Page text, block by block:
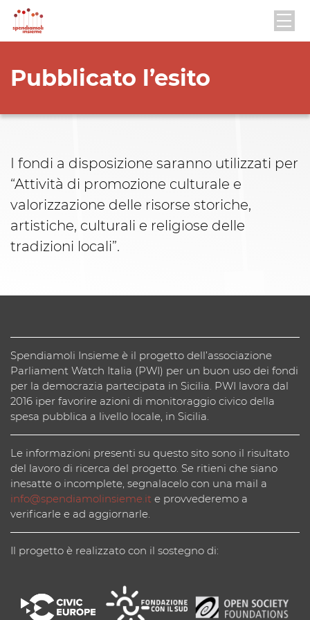
Pubblicato l’esito
I fondi a disposizione saranno utilizzati per
“Attività di promozione culturale e
valorizzazione delle risorse storiche,
artistiche, culturali e religiose delle
tradizioni locali”.
Spendiamoli Insieme è il progetto dell’associazione
Parliament Watch Italia (PWI) per un buon uso dei fondi
per la democrazia partecipata in Sicilia. PWI lavora dal
2016 iper favorire azioni di monitoraggio civico della
spesa pubblica a livello locale, in Sicilia.
Le informazioni presenti su questo sito sono il risultato
del lavoro di ricerca del progetto. Se ritieni che siano
inesatte o incomplete, segnalacelo con una mail a
info@spendiamolinsieme.it e provvederemo a
verificarle e ad aggiornarle.
Il progetto è realizzato con il sostegno di: